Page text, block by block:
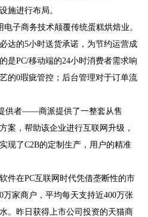
施进行布局。
电子商务技术颠覆传统蛋糕烘焙业。
达的5小时送货承诺，为节约运营成
是PC/移动端的24小时消费者需求响
的0瑕疵管控；后台管理对于订单流
供者——商派提供了一整套从售
案，帮助该企业进行互联网升级，
现了C2B的定制生产，用户的精准
件在PC互联网时代凭借垄断性的市
家商户，平均每天支持近400万张
。昨日获得上市公司投资的天猫商